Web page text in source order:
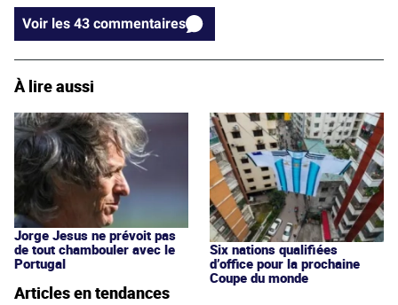
Voir les 43 commentaires
À lire aussi
Jorge Jesus ne prévoit pas
de tout chambouler avec le
Portugal
Six nations qualifiées
d’office pour la prochaine
Coupe du monde
Articles en tendances